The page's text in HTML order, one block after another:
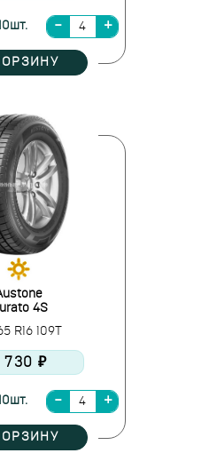
4S
R16 109T
730 ₽